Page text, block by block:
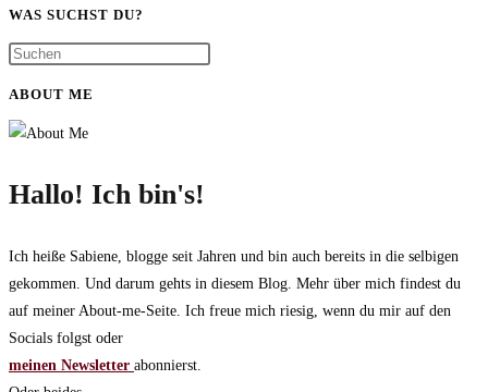
WAS SUCHST DU?
ABOUT ME
Hallo! Ich bin's!
Ich heiße Sabiene, blogge seit Jahren und bin auch bereits in die selbigen
gekommen. Und darum gehts in diesem Blog. Mehr über mich findest du
auf meiner About-me-Seite. Ich freue mich riesig, wenn du mir auf den
Socials folgst oder
meinen Newsletter abonnierst.